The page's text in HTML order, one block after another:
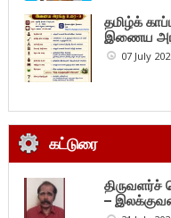
தமிழ்க்
இணைய
07 July
கட்டுரை
திருவளர்ச்
–